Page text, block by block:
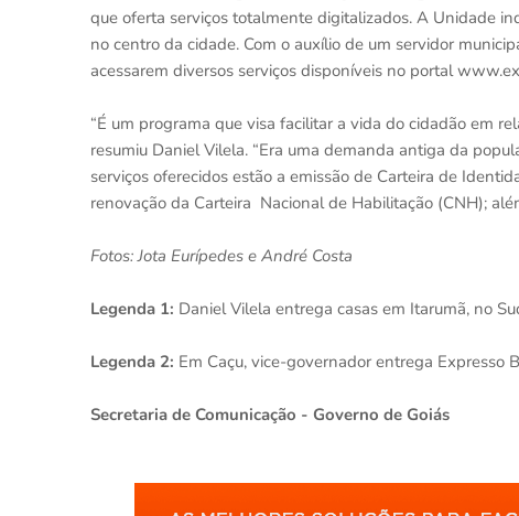
que oferta serviços totalmente digitalizados. A Unidade
no centro da cidade. Com o auxílio de um servidor
acessarem diversos serviços disponíveis no portal
“É um programa que visa facilitar a vida do cidadão em
resumiu Daniel Vilela. “Era uma demanda antiga da
serviços oferecidos estão a emissão de Carteira de
renovação da Carteira Nacional de Habilitação (CNH);
Fotos: Jota Eurípedes e André Costa
Legenda 1: Daniel Vilela entrega casas em Itarumã, no
Legenda 2: Em Caçu, vice-governador entrega Expresso
Secretaria de Comunicação - Governo de Goiás